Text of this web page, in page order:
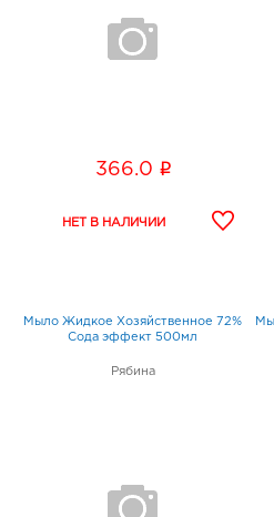
366.0 i
Мыло Жидкое Хозяйственное 72%
Сода эффект 500мл
Рябина